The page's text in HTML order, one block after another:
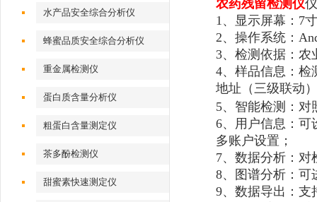
水产品安全综合分析仪
蜂蜜品质安全综合分析仪
重金属检测仪
蛋白质含量分析仪
粗蛋白含量测定仪
茶多酚检测仪
甜蜜素快速测定仪
农药残留检测仪
1、显示屏幕：7
2、操作系统：
3、检测依据：农
4、样品信息：检
地址（三级联动
5、智能检测：对
6、用户信息：可
多账户设置；
7、数据分析：对
8、图谱分析：可
9、数据导出：支